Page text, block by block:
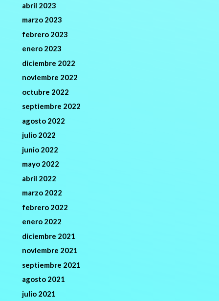
abril 2023
marzo 2023
febrero 2023
enero 2023
diciembre 2022
noviembre 2022
octubre 2022
septiembre 2022
agosto 2022
julio 2022
junio 2022
mayo 2022
abril 2022
marzo 2022
febrero 2022
enero 2022
diciembre 2021
noviembre 2021
septiembre 2021
agosto 2021
julio 2021